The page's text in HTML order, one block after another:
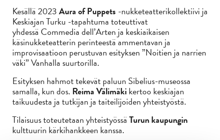
Kesällä 2023Aura of Puppets -nukketeatterikollektiivi ja
Keskiajan Turku -tapahtuma toteuttivat
yhdessä Commedia dell’Arten ja keskiaikaisen
käsinukketeatterin perinteestä ammentavan ja
improvisaatioon perustuvan esityksen ”Noitien ja narrien
väki” Vanhalla suurtorilla.
Esityksen hahmot tekevät paluun Sibelius-museossa
samalla, kun dos. Reima Välimäkikertoo keskiajan
taikuudesta ja tutkijan ja taiteilijoiden yhteistyöstä.
Tilaisuus toteutetaan yhteistyössäTurun kaupungin
kulttuurin kärkihankkeen kanssa.